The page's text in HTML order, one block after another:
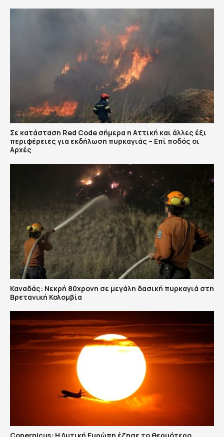
Σε κατάσταση Red Code σήμερα η Αττική και άλλες έξι
περιφέρειες για εκδήλωση πυρκαγιάς – Επί ποδός οι
Αρχές
Καναδάς: Nεκρή 80χρονη σε μεγάλη δασική πυρκαγιά στη
Βρετανική Κολομβία